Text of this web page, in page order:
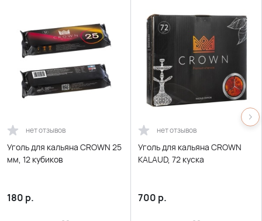
нет отзывов
Уголь для кальяна CROWN 25
мм, 12 кубиков
180 р.
нет отзывов
Уголь для кальяна CROWN
KALAUD, 72 куска
700 р.